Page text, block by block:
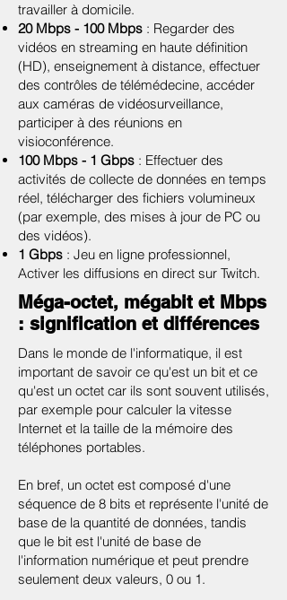
travailler à domicile.
20 Mbps - 100 Mbps : Regarder des
vidéos en streaming en haute définition
(HD), enseignement à distance, effectuer
des contrôles de télémédecine, accéder
aux caméras de vidéosurveillance,
participer à des réunions en
visioconférence.
100 Mbps - 1 Gbps : Effectuer des
activités de collecte de données en temps
réel, télécharger des fichiers volumineux
(par exemple, des mises à jour de PC ou
des vidéos).
1 Gbps : Jeu en ligne professionnel,
Activer les diffusions en direct sur Twitch.
Méga-octet, mégabit et Mbps
: signification et différences
Dans le monde de l'informatique, il est
important de savoir ce qu'est un bit et ce
qu'est un octet car ils sont souvent utilisés,
par exemple pour calculer la vitesse
Internet et la taille de la mémoire des
téléphones portables.
En bref, un octet est composé d'une
séquence de 8 bits et représente l'unité de
base de la quantité de données, tandis
que le bit est l'unité de base de
l'information numérique et peut prendre
seulement deux valeurs, 0 ou 1.